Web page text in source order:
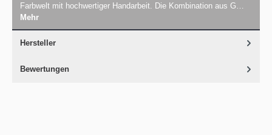
Farbwelt mit hochwertiger Handarbeit. Die Kombination aus G…
Mehr
Hersteller
Bewertungen